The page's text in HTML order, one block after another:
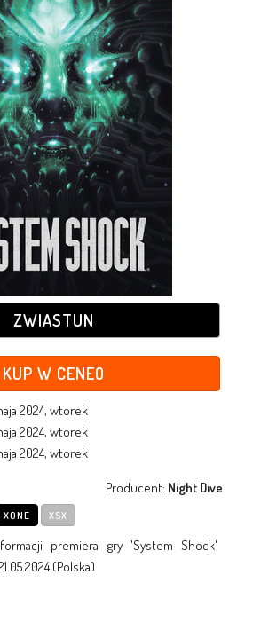
ZWIASTUN
KUP W CENEO
2024, wtorek
2024, wtorek
2024, wtorek
Producent: Night Dive
XONE XSX
premiera gry 'System Shock'
(Polska).